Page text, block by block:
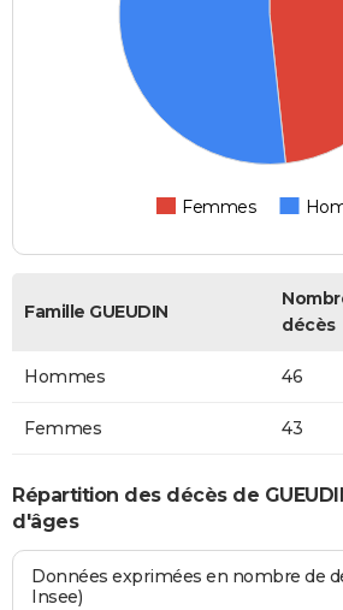
Femmes
Famille GUEUDIN
décès
Hommes 46
Femmes 43
Répartition des décès de
d'âges
Données exprimées en nombre de
Insee)